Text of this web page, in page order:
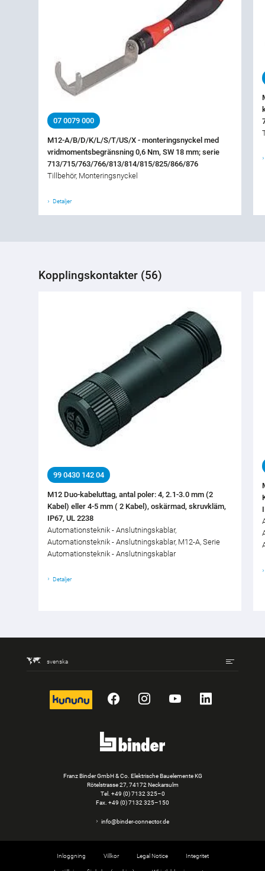
07 0079 000
M12-A/B/D/K/L/S/T/US/X - monteringsnyckel med
vridmomentsbegränsning 0,6 Nm, SW 18 mm; serie
713/715/763/766/813/814/815/825/866/876
Tillbehör, Monteringsnyckel
Detaljer
Kopplingskontakter (56)
99 0430 142 04
M12 Duo-kabeluttag, antal poler: 4, 2.1-3.0 mm (2
Kabel) eller 4-5 mm ( 2 Kabel), oskärmad, skruvkläm,
IP67, UL 2238
Automationsteknik - Anslutningskablar,
Automationsteknik - Anslutningskablar, M12-A, Serie
Automationsteknik - Anslutningskablar
Detaljer
svenska
kununu FacebookInstagram
YouTubeLinkedIn
Franz Binder GmbH & Co. Elektrische Bauelemente KG
Rötelstrasse 27, 74172 Neckarsulm
Tel. +49 (0) 7132 325–0
Fax. +49 (0) 7132 325–150
info@binder-connector.de
Inloggning Villkor Legal Notice Integritet